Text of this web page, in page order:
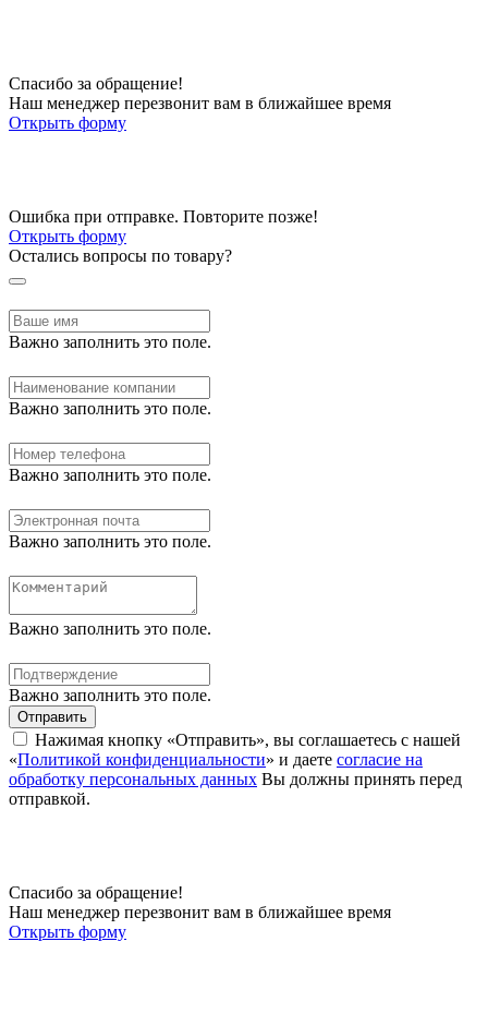
Спасибо за обращение!
Наш менеджер перезвонит вам в ближайшее время
Открыть форму
Ошибка при отправке. Повторите позже!
Открыть форму
Остались вопросы по товару?
Важно заполнить это поле.
Важно заполнить это поле.
Важно заполнить это поле.
Важно заполнить это поле.
Важно заполнить это поле.
Важно заполнить это поле.
Отправить
Нажимая кнопку «Отправить», вы соглашаетесь с нашей
«Политикой конфиденциальности» и даете согласие на
обработку персональных данных Вы должны принять перед
отправкой.
Спасибо за обращение!
Наш менеджер перезвонит вам в ближайшее время
Открыть форму